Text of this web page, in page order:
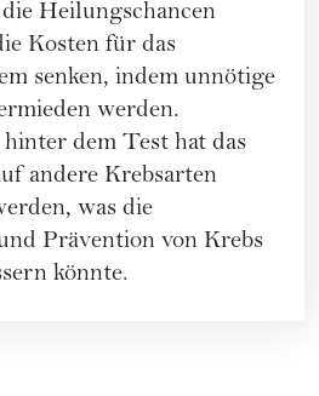
Heilungschancen
Kosten für das
senken, indem unnötige
werden.
dem Test hat das
andere Krebsarten
was die
Prävention von Krebs
könnte.